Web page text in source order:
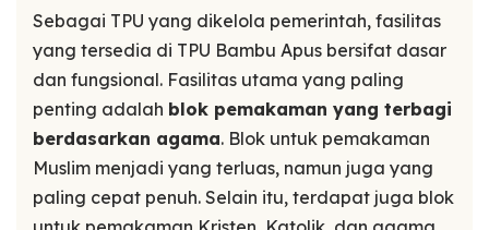
Sebagai TPU yang dikelola pemerintah, fasilitas
yang tersedia di TPU Bambu Apus bersifat dasar
dan fungsional. Fasilitas utama yang paling
penting adalah blok pemakaman yang terbagi
berdasarkan agama. Blok untuk pemakaman
Muslim menjadi yang terluas, namun juga yang
paling cepat penuh. Selain itu, terdapat juga blok